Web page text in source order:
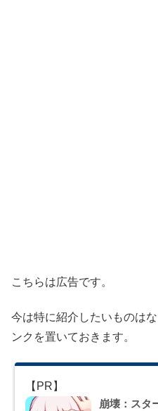
こちらは広告です。
今は特に紹介したいものは
ンクを置いておきます。
崩壊：スタ